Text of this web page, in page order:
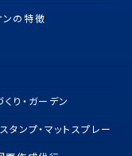
ンの特徴
り・ガーデン
タンプ・マットスプレー